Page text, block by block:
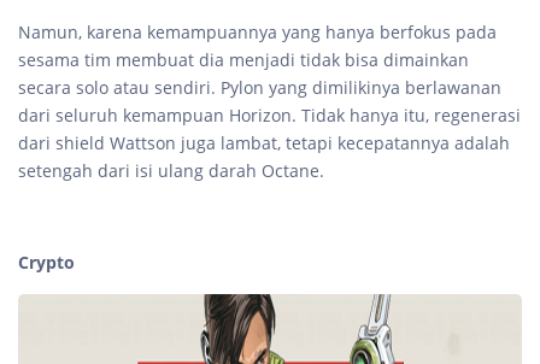
Namun, karena kemampuannya yang hanya berfokus pada
sesama tim membuat dia menjadi tidak bisa dimainkan
secara solo atau sendiri. Pylon yang dimilikinya berlawanan
dari seluruh kemampuan Horizon. Tidak hanya itu, regenerasi
dari shield Wattson juga lambat, tetapi kecepatannya adalah
setengah dari isi ulang darah Octane.
Crypto